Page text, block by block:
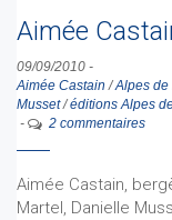
Aimée
09/09/2010 -
Aimée Castain /Alpes de
Musset/éditions Alpes
-
2 commentaires
Aimée Castain,
Martel, Danielle